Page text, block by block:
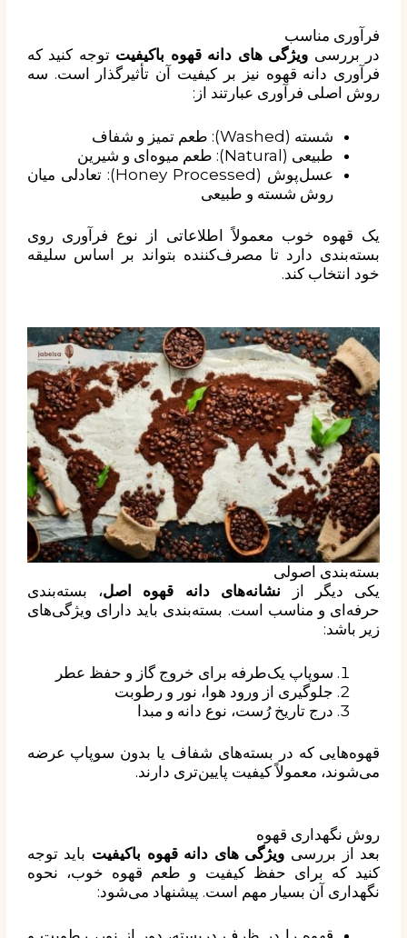
فرآوری مناسب
در بررسی ویژگی های دانه قهوه باکیفیتتوجه کنید که
فرآوری دانه قهوه نیز بر کیفیت آن تأثیرگذار است. سه
روش اصلی فرآوری عبارتند از:
شسته (Washed): طعم تمیز و شفاف
طبیعی (Natural): طعم میوه‌ای و شیرین
عسل‌پوش (Honey Processed): تعادلی میان
روش شسته و طبیعی
یک قهوه خوب معمولاً اطلاعاتی از نوع فرآوری روی
بسته‌بندی دارد تا مصرف‌کننده بتواند بر اساس سلیقه
خود انتخاب کند.
بسته‌بندی اصولی
یکی دیگر از
نشانه‌های دانه قهوه اصل، بسته‌بندی
حرفه‌ای و مناسب است. بسته‌بندی باید دارای ویژگی‌های
زیر باشد:
سوپاپ یک‌طرفه برای خروج گاز و حفظ عطر
جلوگیری از ورود هوا، نور و رطوبت
درج تاریخ رُست، نوع دانه و مبدا
قهوه‌هایی که در بسته‌های شفاف یا بدون سوپاپ عرضه
می‌شوند، معمولاً کیفیت پایین‌تری دارند.
روش نگهداری قهوه
بعد از بررسی ویژگی های دانه قهوه باکیفیتباید توجه
کنید که برای حفظ کیفیت و طعم قهوه خوب، نحوه
نگهداری آن بسیار مهم است. پیشنهاد می‌شود: